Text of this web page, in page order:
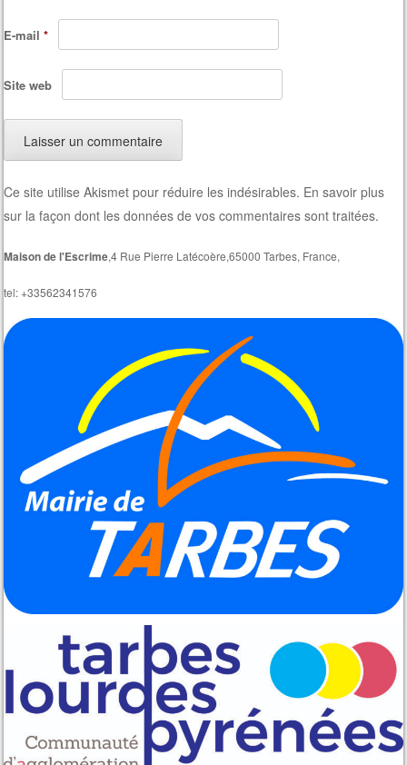
E-mail*
Site web
Ce site utilise Akismet pour réduire les indésirables. En savoir plus
sur la façon dont les données de vos commentaires sont traitées.
Maison de l'Escrime,4 Rue Pierre Latécoère,65000 Tarbes, France,
tel: +33562341576